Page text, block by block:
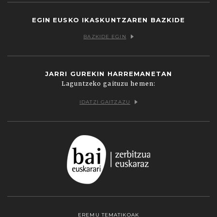
EGIN EUSKO IKASKUNTZAREN BAZKIDE
BAZKIDE EGIN
JARRI GUREKIN HARREMANETAN
Laguntzeko gaituzu hemen:
IDATZI GAITZAZU
EREMU TEMATIKOAK